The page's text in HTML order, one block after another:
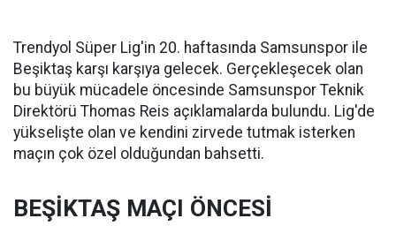
Trendyol Süper Lig'in 20. haftasında Samsunspor ile
Beşiktaş karşı karşıya gelecek. Gerçekleşecek olan
bu büyük mücadele öncesinde Samsunspor Teknik
Direktörü Thomas Reis açıklamalarda bulundu. Lig'de
yükselişte olan ve kendini zirvede tutmak isterken
maçın çok özel olduğundan bahsetti.
BEŞİKTAŞ MAÇI ÖNCESİ